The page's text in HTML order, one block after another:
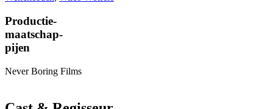
Productie-
maatschap-
pijen
Never Boring Films